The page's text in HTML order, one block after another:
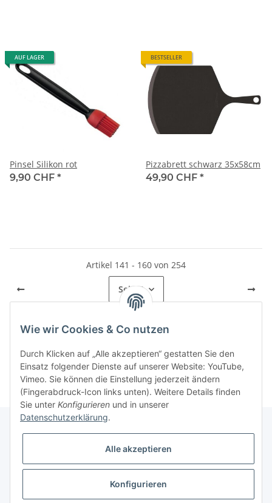
AUF LAGER
Pinsel Silikon rot
9,90 CHF *
BESTSELLER
Pizzabrett schwarz 35x58cm
49,90 CHF *
Artikel 141 - 160 von 254
Seite8
Kategorien
Gesetzliche Informationen
Wie wir Cookies & Co nutzen
Durch Klicken auf „Alle akzeptieren“ gestatten Sie den
Einsatz folgender Dienste auf unserer Website: YouTube,
Vimeo. Sie können die Einstellung jederzeit ändern
(Fingerabdruck-Icon links unten). Weitere Details finden
Sie unter Konfigurieren und in unserer
Datenschutzerklärung.
Alle akzeptieren
Konfigurieren